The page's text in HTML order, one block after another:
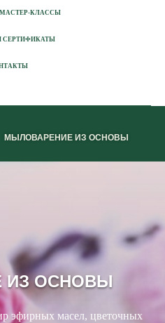
КЛАССЫ
СЕРТИФИКАТЫ
МЫЛОВАРЕНИЕ ИЗ ОСНОВЫ
ИЗ ОСНОВЫ
эфирных масел, цветочных